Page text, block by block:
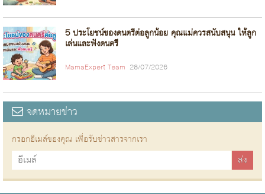
5 ประโยชน์ของดนตรีต่อลูกน้อย คุณแม่ควรสนับสนุน ให้ลูก
เล่นและฟังดนตรี
MamaExpert Team 28/07/2026
จดหมายข่าว
กรอกอีเมล์ของคุณ เพื่อรับข่าวสารจากเรา